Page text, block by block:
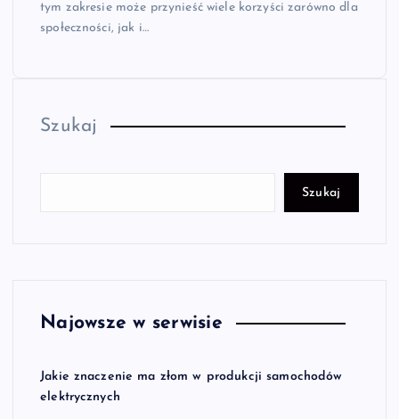
tym zakresie może przynieść wiele korzyści zarówno dla
społeczności, jak i…
Szukaj
Szukaj
Najowsze w serwisie
Jakie znaczenie ma złom w produkcji samochodów
elektrycznych